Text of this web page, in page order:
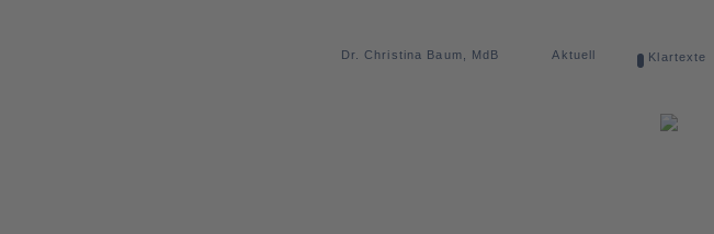
Dr. Christina Baum, MdB Aktuell Klartexte